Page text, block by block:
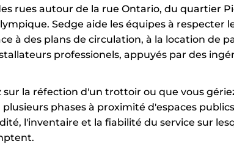
rues autour de la rue Ontario, du quartier
Sedge aide les équipes à respecter
à des plans de circulation, à la location de
professionels, appuyés par des
sur la réfection d'un trottoir ou que vous
phases à proximité d'espaces
l'inventaire et la fiabilité du service sur